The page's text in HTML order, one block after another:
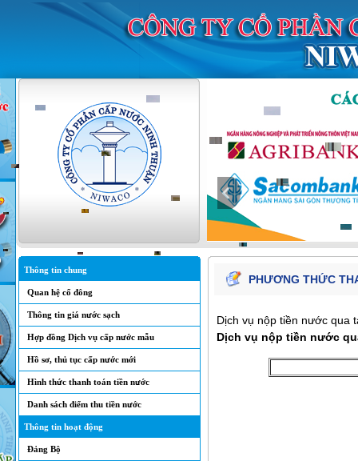
Thông tin chung
Quan hệ cổ đông
Thông tin giá nước sạch
Hợp đồng Dịch vụ cấp nước mẫu
Hồ sơ, thủ tục cấp nước mới
Hình thức thanh toán tiền nước
Danh sách điểm thu tiền nước
Thông tin hoạt động
Đảng Bộ
PHƯƠNG THỨC
Dịch vụ nộp tiền nước qua
Dịch vụ nộp tiền nước